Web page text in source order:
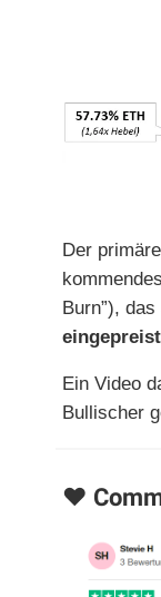
Der
Burn”),
eingepreist
Ein Video
Bullischer
❤️